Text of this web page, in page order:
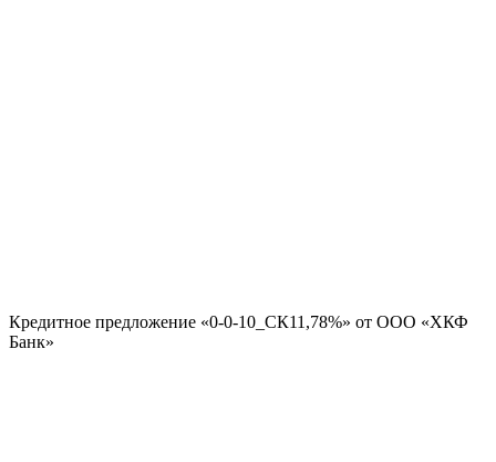
Кредитное предложение «0-0-10_СК11,78%» от ООО «ХКФ
Банк»